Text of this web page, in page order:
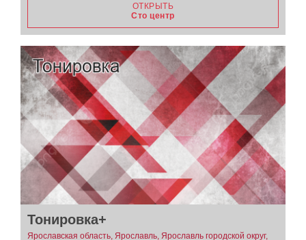
ОТКРЫТЬ
Сто центр
Тонировка+
Ярославская область, Ярославль, Ярославль городской округ,